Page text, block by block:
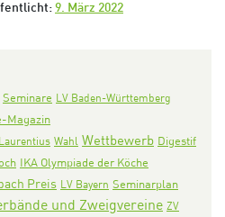
9. März 2022
Seminare LV Baden-Württemberg
Magazin
Laurentius Wahl Wettbewerb Digestif
IKA Olympiade der Köche
Preis LV Bayern Seminarplan
und Zweigvereine ZV